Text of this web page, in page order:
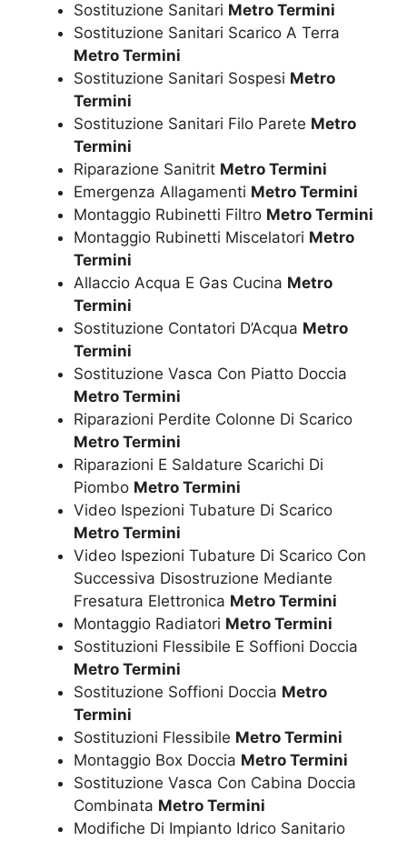
Sostituzione Sanitari Metro Termini
Sostituzione Sanitari Scarico A Terra
Metro Termini
Sostituzione Sanitari Sospesi Metro
Termini
Sostituzione Sanitari Filo Parete Metro
Termini
Riparazione Sanitrit Metro Termini
Emergenza Allagamenti Metro Termini
Montaggio Rubinetti Filtro Metro Termini
Montaggio Rubinetti Miscelatori Metro
Termini
Allaccio Acqua E Gas Cucina Metro
Termini
Sostituzione Contatori D’Acqua Metro
Termini
Sostituzione Vasca Con Piatto Doccia
Metro Termini
Riparazioni Perdite Colonne Di Scarico
Metro Termini
Riparazioni E Saldature Scarichi Di
Piombo Metro Termini
Video Ispezioni Tubature Di Scarico
Metro Termini
Video Ispezioni Tubature Di Scarico Con
Successiva Disostruzione Mediante
Fresatura Elettronica Metro Termini
Montaggio Radiatori Metro Termini
Sostituzioni Flessibile E Soffioni Doccia
Metro Termini
Sostituzione Soffioni Doccia Metro
Termini
Sostituzioni Flessibile Metro Termini
Montaggio Box Doccia Metro Termini
Sostituzione Vasca Con Cabina Doccia
Combinata Metro Termini
Modifiche Di Impianto Idrico Sanitario